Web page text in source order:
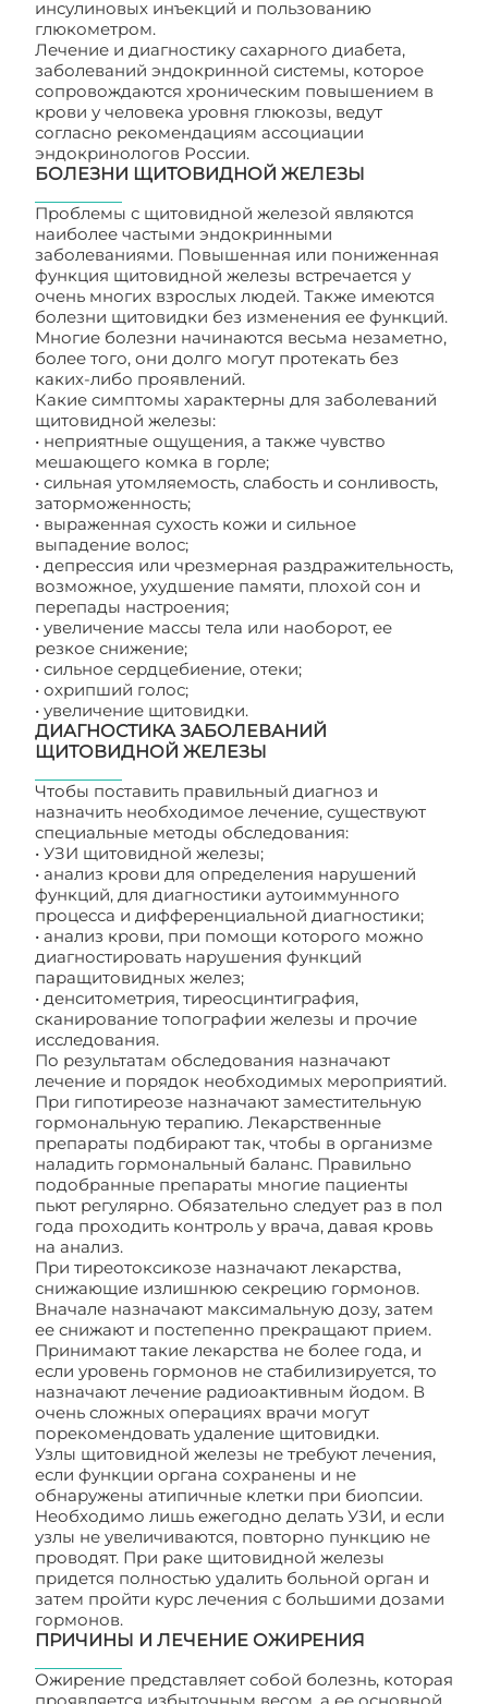
инсулиновых инъекций и пользованию
глюкометром.
Лечение и диагностику сахарного диабета,
заболеваний эндокринной системы, которое
сопровождаются хроническим повышением в
крови у человека уровня глюкозы, ведут
согласно рекомендациям ассоциации
эндокринологов России.
БОЛЕЗНИ ЩИТОВИДНОЙ ЖЕЛЕЗЫ
Проблемы с щитовидной железой являются
наиболее частыми эндокринными
заболеваниями. Повышенная или пониженная
функция щитовидной железы встречается у
очень многих взрослых людей. Также имеются
болезни щитовидки без изменения ее функций.
Многие болезни начинаются весьма незаметно,
более того, они долго могут протекать без
каких-либо проявлений.
Какие симптомы характерны для заболеваний
щитовидной железы:
• неприятные ощущения, а также чувство
мешающего комка в горле;
• сильная утомляемость, слабость и сонливость,
заторможенность;
• выраженная сухость кожи и сильное
выпадение волос;
• депрессия или чрезмерная раздражительность,
возможное, ухудшение памяти, плохой сон и
перепады настроения;
• увеличение массы тела или наоборот, ее
резкое снижение;
• сильное сердцебиение, отеки;
• охрипший голос;
• увеличение щитовидки.
ДИАГНОСТИКА ЗАБОЛЕВАНИЙ
ЩИТОВИДНОЙ ЖЕЛЕЗЫ
Чтобы поставить правильный диагноз и
назначить необходимое лечение, существуют
специальные методы обследования:
• УЗИ щитовидной железы;
• анализ крови для определения нарушений
функций, для диагностики аутоиммунного
процесса и дифференциальной диагностики;
• анализ крови, при помощи которого можно
диагностировать нарушения функций
паращитовидных желез;
• денситометрия, тиреосцинтиграфия,
сканирование топографии железы и прочие
исследования.
По результатам обследования назначают
лечение и порядок необходимых мероприятий.
При гипотиреозе назначают заместительную
гормональную терапию. Лекарственные
препараты подбирают так, чтобы в организме
наладить гормональный баланс. Правильно
подобранные препараты многие пациенты
пьют регулярно. Обязательно следует раз в пол
года проходить контроль у врача, давая кровь
на анализ.
При тиреотоксикозе назначают лекарства,
снижающие излишнюю секрецию гормонов.
Вначале назначают максимальную дозу, затем
ее снижают и постепенно прекращают прием.
Принимают такие лекарства не более года, и
если уровень гормонов не стабилизируется, то
назначают лечение радиоактивным йодом. В
очень сложных операциях врачи могут
порекомендовать удаление щитовидки.
Узлы щитовидной железы не требуют лечения,
если функции органа сохранены и не
обнаружены атипичные клетки при биопсии.
Необходимо лишь ежегодно делать УЗИ, и если
узлы не увеличиваются, повторно пункцию не
проводят. При раке щитовидной железы
придется полностью удалить больной орган и
затем пройти курс лечения с большими дозами
гормонов.
ПРИЧИНЫ И ЛЕЧЕНИЕ ОЖИРЕНИЯ
Ожирение представляет собой болезнь, которая